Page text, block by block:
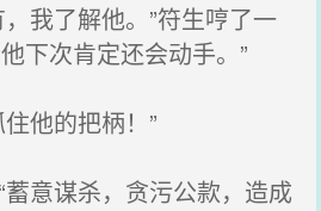
我了解他。”符生哼了一
下次肯定还会动手。”
他的把柄！”
意谋杀，贪污公款，造成